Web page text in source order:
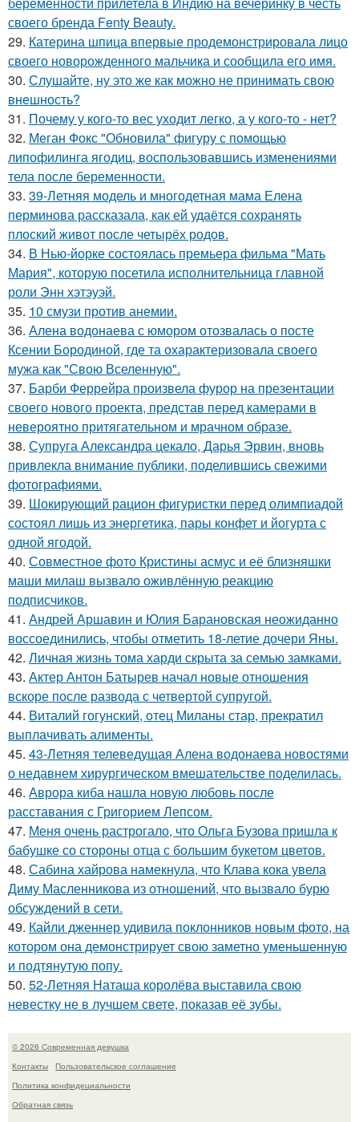
своего бренда Fenty Beauty.
29. Катерина шпица впервые продемонстрировала лицо
своего новорожденного мальчика и сообщила его имя.
30. Слушайте, ну это же как можно не принимать свою
внешность?
31. Почему у кого-то вес уходит легко, а у кого-то - нет?
32. Меган Фокс "Обновила" фигуру с помощью
липофилинга ягодиц, воспользовавшись изменениями
тела после беременности.
33. 39-Летняя модель и многодетная мама Елена
перминова рассказала, как ей удаётся сохранять
плоский живот после четырёх родов.
34. В Нью-йорке состоялась премьера фильма "Мать
Мария", которую посетила исполнительница главной
роли Энн хэтэуэй.
35. 10 смузи против анемии.
36. Алена водонаева с юмором отозвалась о посте
Ксении Бородиной, где та охарактеризовала своего
мужа как "Свою Вселенную".
37. Барби Феррейра произвела фурор на презентации
своего нового проекта, представ перед камерами в
невероятно притягательном и мрачном образе.
38. Супруга Александра цекало, Дарья Эрвин, вновь
привлекла внимание публики, поделившись свежими
фотографиями.
39. Шокирующий рацион фигуристки перед олимпиадой
состоял лишь из энергетика, пары конфет и йогурта с
одной ягодой.
40. Совместное фото Кристины асмус и её близняшки
маши милаш вызвало оживлённую реакцию
подписчиков.
41. Андрей Аршавин и Юлия Барановская неожиданно
воссоединились, чтобы отметить 18-летие дочери Яны.
42. Личная жизнь тома харди скрыта за семью замками.
43. Актер Антон Батырев начал новые отношения
вскоре после развода с четвертой супругой.
44. Виталий гогунский, отец Миланы стар, прекратил
выплачивать алименты.
45. 43-Летняя телеведущая Алена водонаева новостями
о недавнем хирургическом вмешательстве поделилась.
46. Аврора киба нашла новую любовь после
расставания с Григорием Лепсом.
47. Меня очень растрогало, что Ольга Бузова пришла к
бабушке со стороны отца с большим букетом цветов.
48. Сабина хайрова намекнула, что Клава кока увела
Диму Масленникова из отношений, что вызвало бурю
обсуждений в сети.
49. Кайли дженнер удивила поклонников новым фото, на
котором она демонстрирует свою заметно уменьшенную
и подтянутую попу.
50. 52-Летняя Наташа королёва выставила свою
невестку не в лучшем свете, показав её зубы.
© 2026 Современная девушка
Контакты
Пользовательское соглашение
Политика конфидециальности
Обратная связь